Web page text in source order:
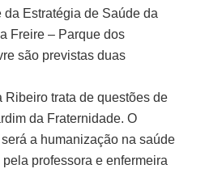
Estratégia de Saúde da
Freire – Parque dos
são previstas duas
trata de questões de
da Fraternidade. O
a humanização na saúde
professora e enfermeira